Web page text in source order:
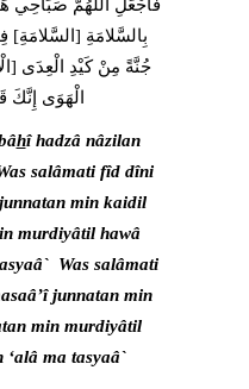
بِالسَّلامَةِ [السَّلامَةِ]
جُنَّةً مِنْ كَيْدِ الْعِدَى
الْهَوَى إِنَّكَ
hî hadzâ nâzilan
salâmati fîd dîni
min kaidil
murdiyâtil hawâ
Was salâmati
junnatan min
min murdiyâtil
ma tasyaâ`